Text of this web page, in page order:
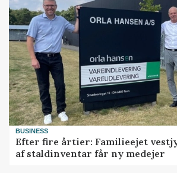
BUSINESS
Efter fire årtier: Familieejet
af staldinventar får ny medejer